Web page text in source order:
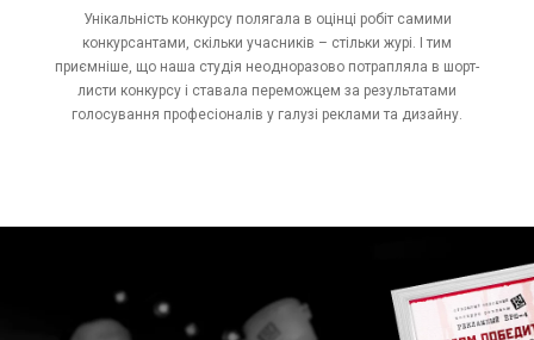
Унікальність конкурсу полягала в оцінці робіт самими
конкурсантами, скільки учасників – стільки журі. І тим
приємніше, що наша студія неодноразово потрапляла в шорт-
листи конкурсу і ставала переможцем за результатами
голосування професіоналів у галузі реклами та дизайну.